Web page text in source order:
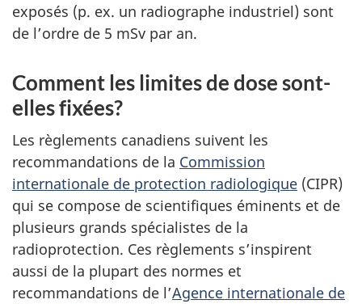
exposés (p. ex. un radiographe industriel) sont
de l’ordre de 5 mSv par an.
Comment les limites de dose sont-
elles fixées?
Les règlements canadiens suivent les
recommandations de la Commission
internationale de protection radiologique (CIPR)
qui se compose de scientifiques éminents et de
plusieurs grands spécialistes de la
radioprotection. Ces règlements s’inspirent
aussi de la plupart des normes et
recommandations de l’Agence internationale de